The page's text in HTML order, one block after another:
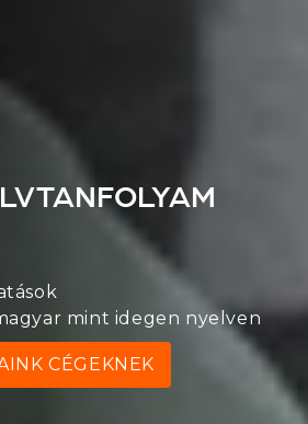
mint idegen nyelven
CÉGEKNEK